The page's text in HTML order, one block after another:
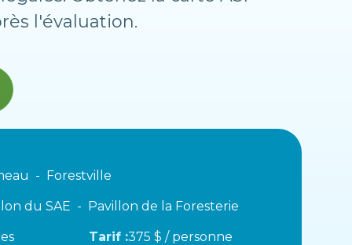
l'évaluation.
Forestville
du SAE Pavillon de la Foresterie
Tarif :375 $ / personne